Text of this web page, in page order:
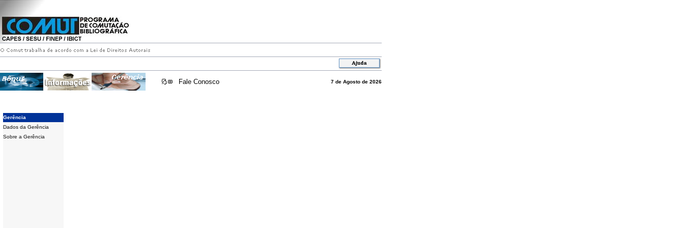
Fale Conosco 7 de Agosto de 2026
Gerência
Dados da Gerência
Sobre a Gerência